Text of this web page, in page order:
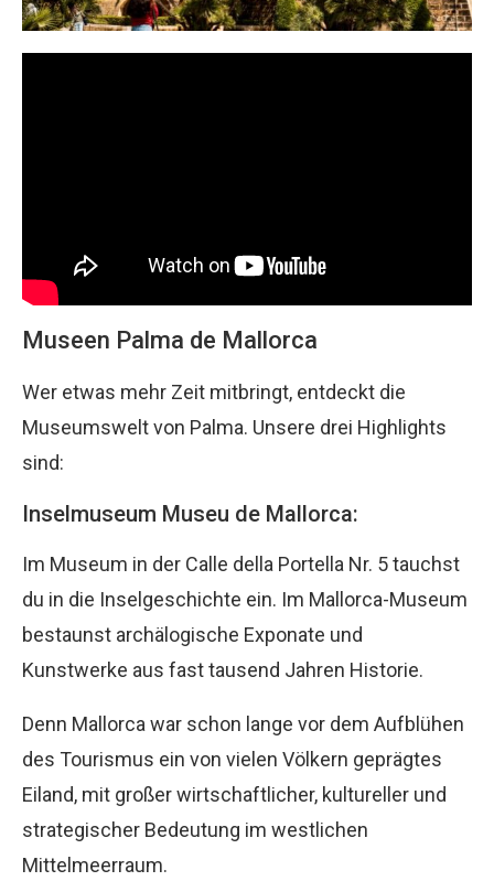
Museen Palma de Mallorca
Wer etwas mehr Zeit mitbringt, entdeckt die
Museumswelt von Palma. Unsere drei Highlights
sind:
Inselmuseum Museu de Mallorca:
Im Museum in der Calle della Portella Nr. 5 tauchst
du in die Inselgeschichte ein. Im Mallorca-Museum
bestaunst archälogische Exponate und
Kunstwerke aus fast tausend Jahren Historie.
Denn Mallorca war schon lange vor dem Aufblühen
des Tourismus ein von vielen Völkern geprägtes
Eiland, mit großer wirtschaftlicher, kultureller und
strategischer Bedeutung im westlichen
Mittelmeerraum.